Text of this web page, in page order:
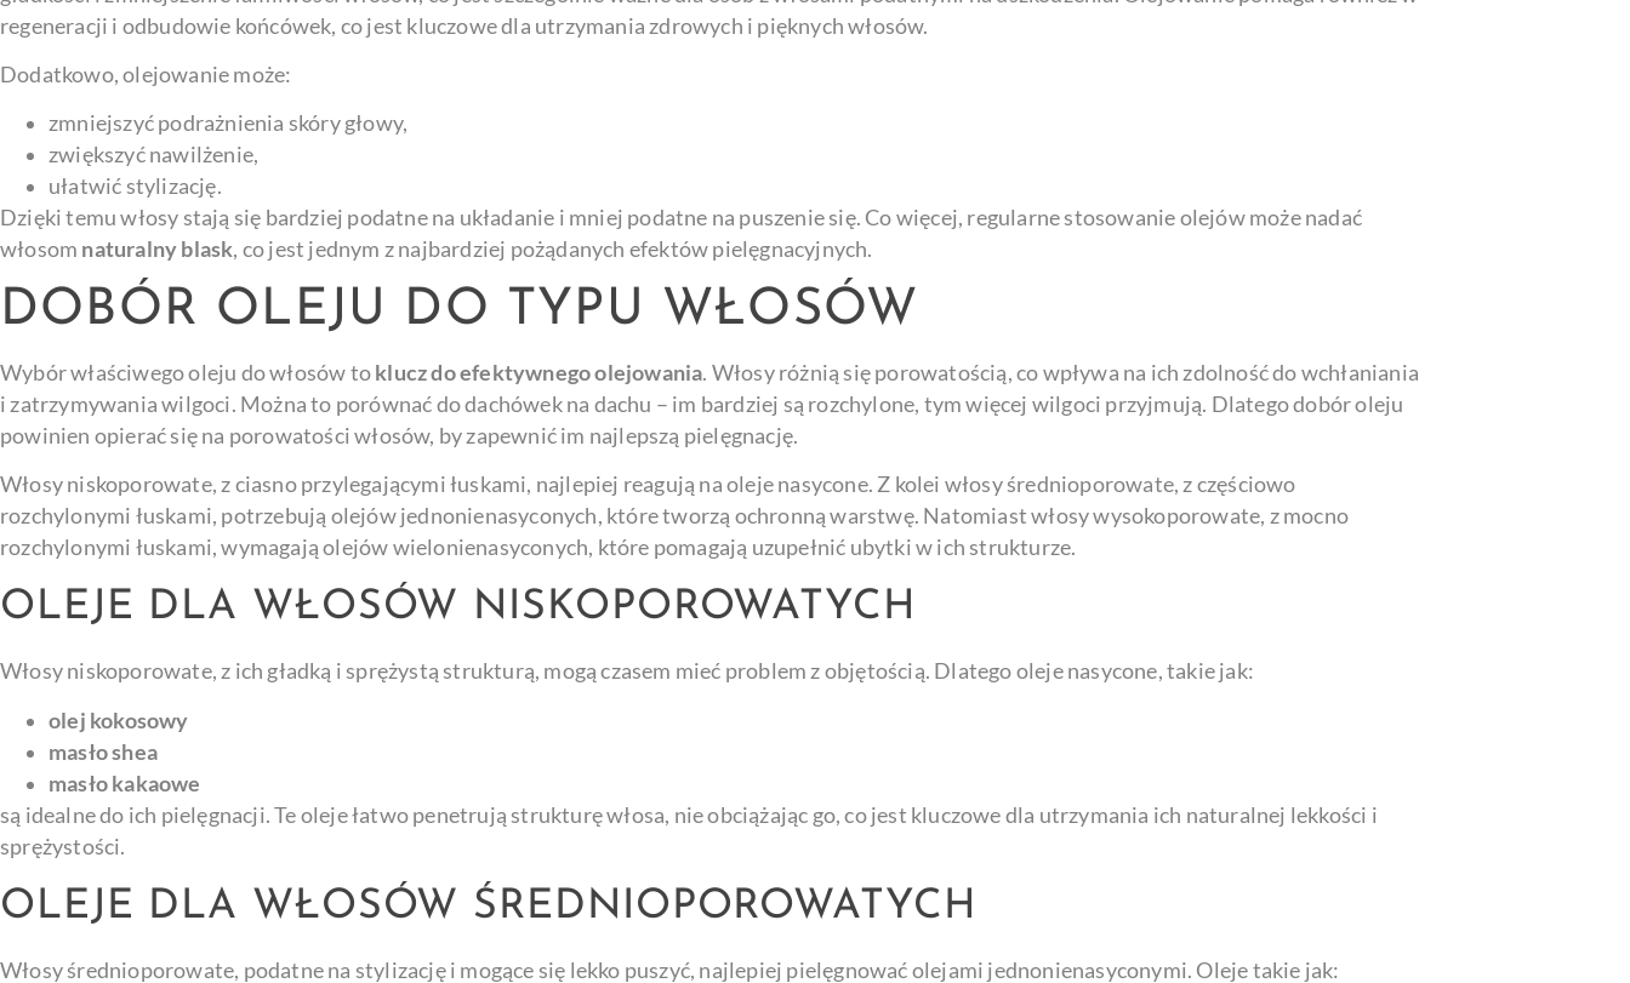
regeneracji i odbudowie końcówek, co jest kluczowe dla utrzymania zdrowych i pięknych włosów.
Dodatkowo, olejowanie może:
zmniejszyć podrażnienia skóry głowy,
zwiększyć nawilżenie,
ułatwić stylizację.
Dzięki temu włosy stają się bardziej podatne na układanie i mniej podatne na puszenie się. Co więcej, regularne stosowanie olejów może nadać
włosom naturalny blask, co jest jednym z najbardziej pożądanych efektów pielęgnacyjnych.
DOBÓR OLEJU DO TYPU WŁOSÓW
Wybór właściwego oleju do włosów toklucz do efektywnego olejowania. Włosy różnią się porowatością, co wpływa na ich zdolność do wchłaniania
i zatrzymywania wilgoci. Można to porównać do dachówek na dachu – im bardziej są rozchylone, tym więcej wilgoci przyjmują. Dlatego dobór oleju
powinien opierać się na porowatości włosów, by zapewnić im najlepszą pielęgnację.
Włosy niskoporowate, z ciasno przylegającymi łuskami, najlepiej reagują na oleje nasycone. Z kolei włosy średnioporowate, z częściowo
rozchylonymi łuskami, potrzebują olejów jednonienasyconych, które tworzą ochronną warstwę. Natomiast włosy wysokoporowate, z mocno
rozchylonymi łuskami, wymagają olejów wielonienasyconych, które pomagają uzupełnić ubytki w ich strukturze.
OLEJE DLA WŁOSÓW NISKOPOROWATYCH
Włosy niskoporowate, z ich gładką i sprężystą strukturą, mogą czasem mieć problem z objętością. Dlatego oleje nasycone, takie jak:
olej kokosowy
masło shea
masło kakaowe
są idealne do ich pielęgnacji. Te oleje łatwo penetrują strukturę włosa, nie obciążając go, co jest kluczowe dla utrzymania ich naturalnej lekkości i
sprężystości.
OLEJE DLA WŁOSÓW ŚREDNIOPOROWATYCH
Włosy średnioporowate, podatne na stylizację i mogące się lekko puszyć, najlepiej pielęgnować olejami jednonienasyconymi. Oleje takie jak: